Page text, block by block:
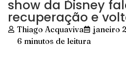
show da Disney
recuperação e
Thiago Acquaviva
janeiro
6 minutos de leitura